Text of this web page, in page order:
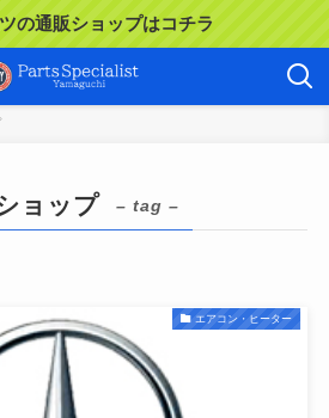
の通販ショップはコチラ
ョップ – tag –
エアコン・ヒーター